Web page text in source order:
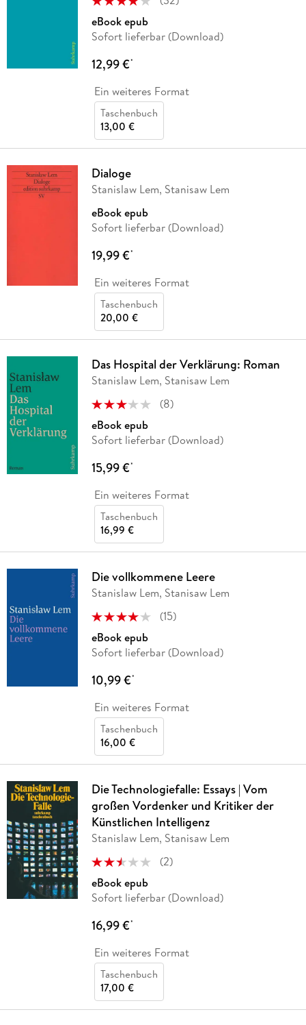
eBook epub
Sofort lieferbar (Download)
12,99 €*
Ein weiteres Format
Taschenbuch
13,00 €
Dialoge
Stanislaw Lem, Stanisaw Lem
eBook epub
Sofort lieferbar (Download)
19,99 €*
Ein weiteres Format
Taschenbuch
20,00 €
Das Hospital der Verklärung: Roman
Stanislaw Lem, Stanisaw Lem
(8)
eBook epub
Sofort lieferbar (Download)
15,99 €*
Ein weiteres Format
Taschenbuch
16,99 €
Die vollkommene Leere
Stanislaw Lem, Stanisaw Lem
(15)
eBook epub
Sofort lieferbar (Download)
10,99 €*
Ein weiteres Format
Taschenbuch
16,00 €
Die Technologiefalle: Essays | Vom
großen Vordenker und Kritiker der
Künstlichen Intelligenz
Stanislaw Lem, Stanisaw Lem
(2)
eBook epub
Sofort lieferbar (Download)
16,99 €*
Ein weiteres Format
Taschenbuch
17,00 €